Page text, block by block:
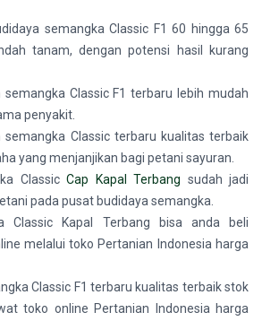
semangka Classic F1 60 hingga 65
tanam, dengan potensi hasil kurang
Classic F1 terbaru lebih mudah
penyakit.
semangka Classic terbaru kualitas terbaik
yang menjanjikan bagi petani sayuran.
ClassicCap Kapal Terbang sudah jadi
pada pusat budidaya semangka.
Classic Kapal Terbang bisa anda beli
melalui toko Pertanian Indonesia harga
Classic F1 terbaru kualitas terbaik stok
toko online Pertanian Indonesia harga